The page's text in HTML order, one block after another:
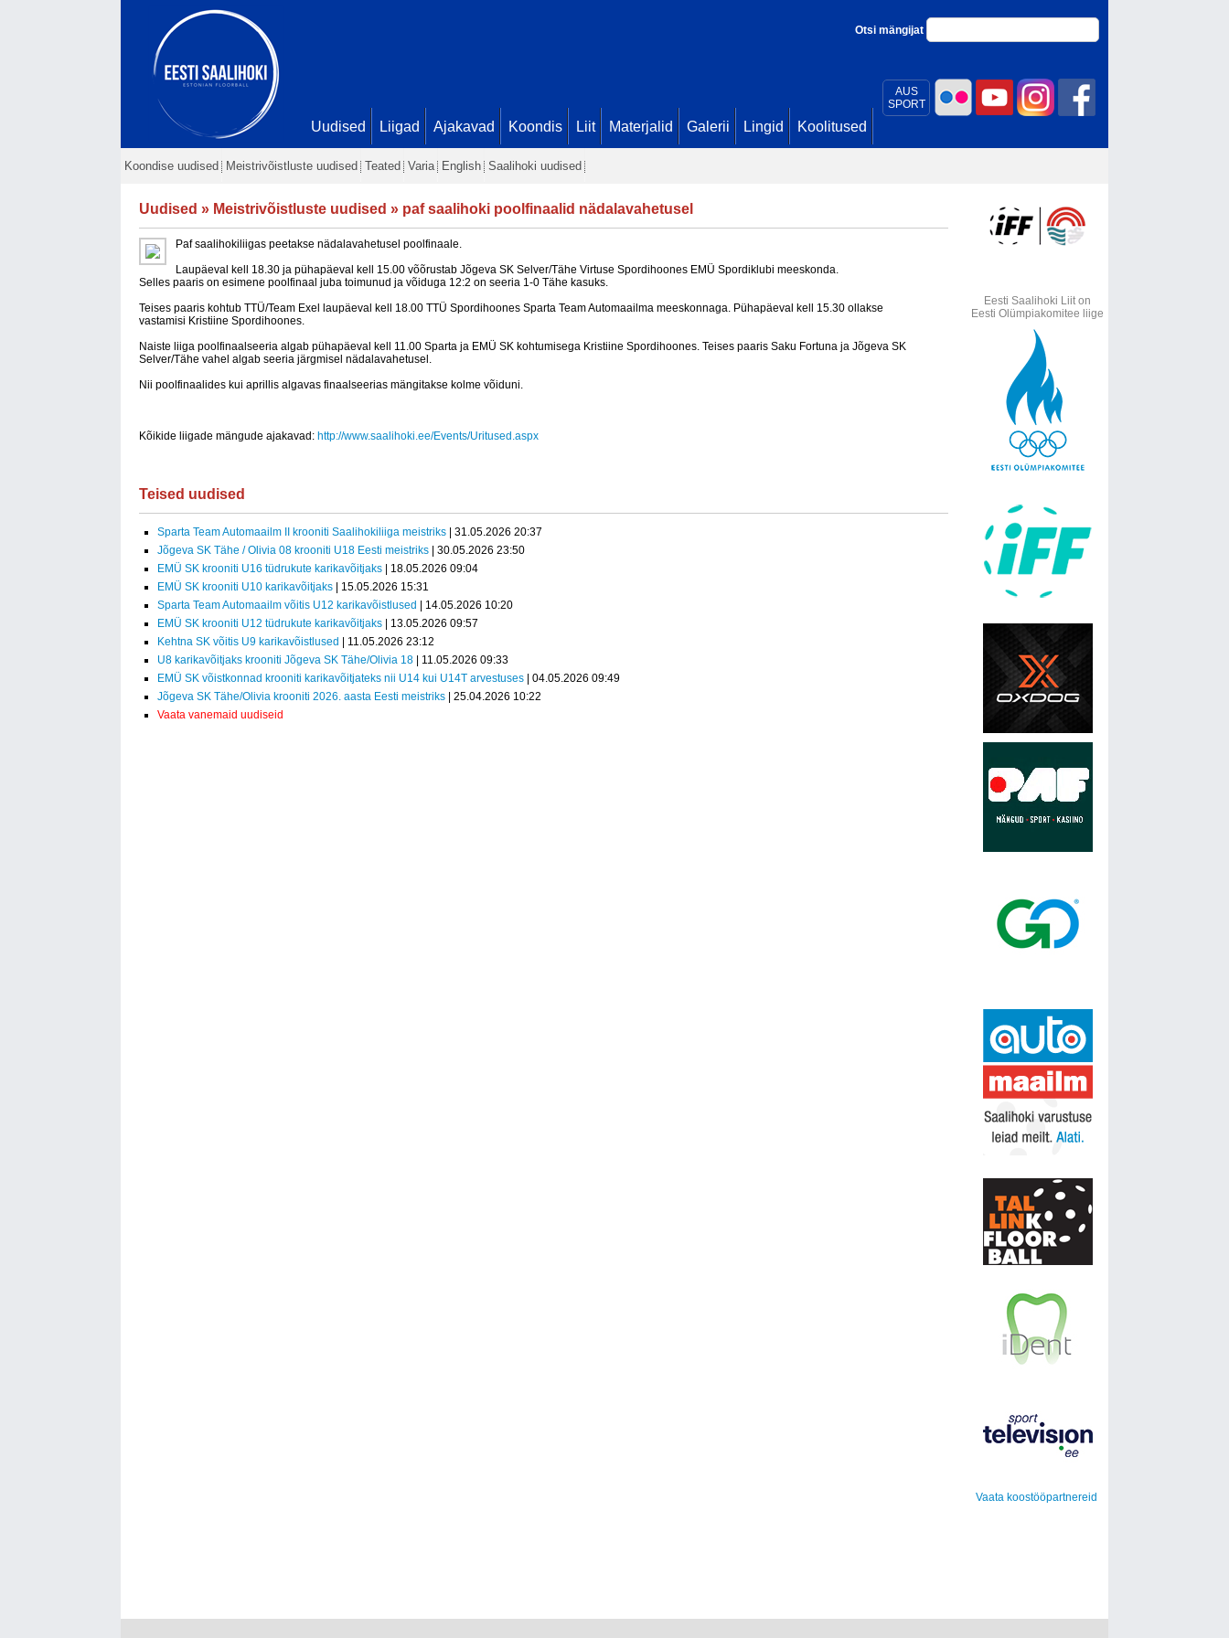
AUS
SPORT
Otsi mängijat
Uudised Liigad Ajakavad Koondis Liit Materjalid Galerii Lingid Koolitused
Koondise uudised Meistrivõistluste uudised Teated Varia English Saalihoki uudised
Uudised » Meistrivõistluste uudised » paf saalihoki poolfinaalid nädalavahetusel
Paf saalihokiliigas peetakse nädalavahetusel poolfinaale.
Laupäeval kell 18.30 ja pühapäeval kell 15.00 võõrustab Jõgeva SK Selver/Tähe Virtuse Spordihoones EMÜ Spordiklubi meeskonda.
Selles paaris on esimene poolfinaal juba toimunud ja võiduga 12:2 on seeria 1-0 Tähe kasuks.
Teises paaris kohtub TTÜ/Team Exel laupäeval kell 18.00 TTÜ Spordihoones Sparta Team Automaailma meeskonnaga. Pühapäeval kell 15.30 ollakse
vastamisi Kristiine Spordihoones.
Naiste liiga poolfinaalseeria algab pühapäeval kell 11.00 Sparta ja EMÜ SK kohtumisega Kristiine Spordihoones. Teises paaris Saku Fortuna ja Jõgeva SK
Selver/Tähe vahel algab seeria järgmisel nädalavahetusel.
Nii poolfinaalides kui aprillis algavas finaalseerias mängitakse kolme võiduni.
Kõikide liigade mängude ajakavad: http://www.saalihoki.ee/Events/Uritused.aspx
Teised uudised
Sparta Team Automaailm II krooniti Saalihokiliiga meistriks | 31.05.2026 20:37
Jõgeva SK Tähe / Olivia 08 krooniti U18 Eesti meistriks | 30.05.2026 23:50
EMÜ SK krooniti U16 tüdrukute karikavõitjaks | 18.05.2026 09:04
EMÜ SK krooniti U10 karikavõitjaks | 15.05.2026 15:31
Sparta Team Automaailm võitis U12 karikavõistlused
| 14.05.2026 10:20
EMÜ SK krooniti U12 tüdrukute karikavõitjaks | 13.05.2026 09:57
Kehtna SK võitis U9 karikavõistlused
| 11.05.2026 23:12
U8 karikavõitjaks krooniti Jõgeva SK Tähe/Olivia 18 | 11.05.2026 09:33
EMÜ SK võistkonnad krooniti karikavõitjateks nii U14 kui U14T arvestuses | 04.05.2026 09:49
Jõgeva SK Tähe/Olivia krooniti 2026. aasta Eesti meistriks | 25.04.2026 10:22
Vaata vanemaid uudiseid
Eesti Saalihoki Liit on
Eesti Olümpiakomitee liige
Vaata koostööpartnereid